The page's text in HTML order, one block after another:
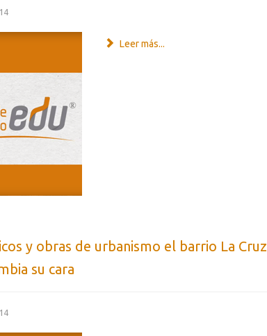
Leer más...
y obras de urbanismo el barrio La Cruz,
su cara